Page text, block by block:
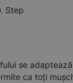
Step
se
ca toți